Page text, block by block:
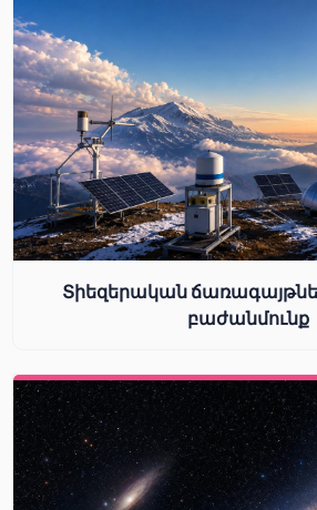
Տիեզերական
բաժանմունք